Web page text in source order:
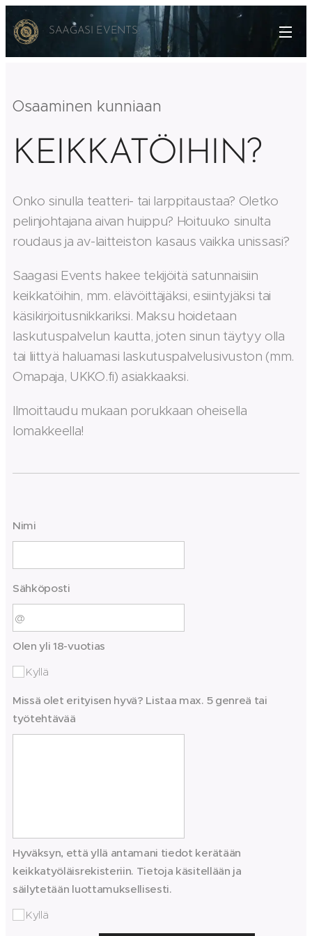
SAAGASI EVENTS
Osaaminen kunniaan
KEIKKATÖIHIN?
Onko sinulla teatteri- tai larppitaustaa? Oletko
pelinjohtajana aivan huippu? Hoituuko sinulta
roudaus ja av-laitteiston kasaus vaikka unissasi?
Saagasi Events hakee tekijöitä satunnaisiin
keikkatöihin, mm. elävöittäjäksi, esiintyjäksi tai
käsikirjoitusnikkariksi. Maksu hoidetaan
laskutuspalvelun kautta, joten sinun täytyy olla
tai liittyä haluamasi laskutuspalvelusivuston (mm.
Omapaja, UKKO.fi) asiakkaaksi.
Ilmoittaudu mukaan porukkaan oheisella
lomakkeella!
Nimi
Sähköposti
Olen yli 18-vuotias
Kyllä
Missä olet erityisen hyvä? Listaa max. 5 genreä tai
työtehtävää
Hyväksyn, että yllä antamani tiedot kerätään
keikkatyöläisrekisteriin. Tietoja käsitellään ja
säilytetään luottamuksellisesti.
Kyllä